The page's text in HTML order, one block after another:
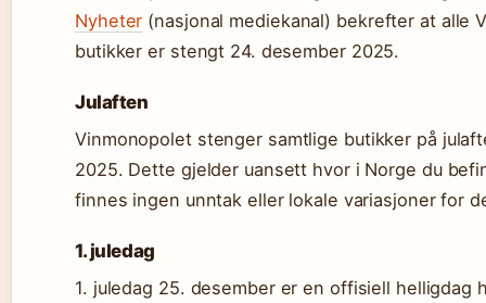
Nyheter (nasjonal mediekanal) bekrefter at alle
butikker er stengt 24. desember 2025.
Julaften
Vinmonopolet stenger samtlige butikker på
2025. Dette gjelder uansett hvor i Norge du
finnes ingen unntak eller lokale variasjoner for
1. juledag
1. juledag 25. desember er en offisiell helligdag